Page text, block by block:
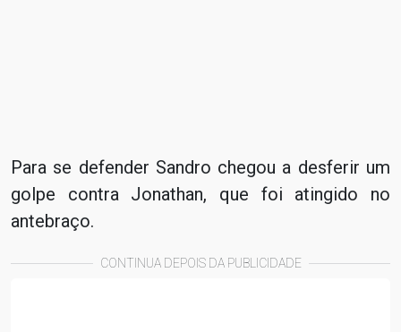
Para se defender Sandro chegou a desferir um
golpe contra Jonathan, que foi atingido no
antebraço.
CONTINUA DEPOIS DA PUBLICIDADE